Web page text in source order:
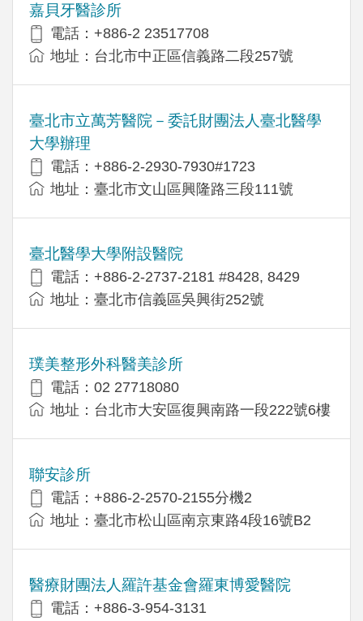
嘉貝牙醫診所
電話：+886-2 23517708
地址：台北市中正區信義路二段257號
臺北市立萬芳醫院－委託財團法人臺北醫學
大學辦理
電話：+886-2-2930-7930#1723
地址：臺北市文山區興隆路三段111號
臺北醫學大學附設醫院
電話：+886-2-2737-2181 #8428, 8429
地址：臺北市信義區吳興街252號
璞美整形外科醫美診所
電話：02 27718080
地址：台北市大安區復興南路一段222號6樓
聯安診所
電話：+886-2-2570-2155分機2
地址：臺北市松山區南京東路4段16號B2
醫療財團法人羅許基金會羅東博愛醫院
電話：+886-3-954-3131